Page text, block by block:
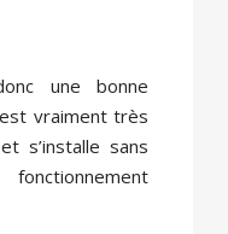
une bonne
vraiment très
s’installe sans